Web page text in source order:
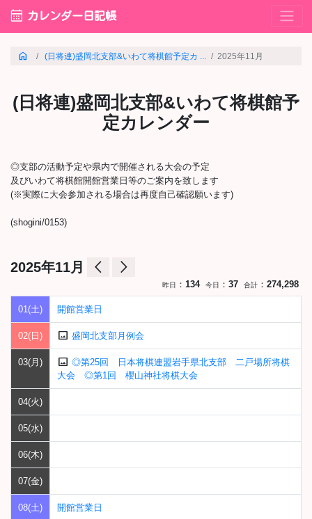
calendar_month カレンダー日記帳
home (日将連)盛岡北支部&いわて将棋館予定カ ... 2025年11月
(日将連)盛岡北支部&いわて将棋館予
定カレンダー
◎支部の活動予定や県内で開催される大会の予定
及びいわて将棋館開館営業日等のご案内を致します
(※実際に大会参加される場合は再度自己確認願います)
(shogini/0153)
2025年11月 arrow_back_ios arrow_forward_ios
昨日 ： 134 今日 ： 37 合計 ： 274,298
01(土) 開館営業日
02(日) image 盛岡北支部月例会
03(月) image ◎第25回 日本将棋連盟岩手県北支部 二戸場所将棋
大会 ◎第1回 櫻山神社将棋大会
04(火)
05(水)
06(木)
07(金)
08(土) 開館営業日